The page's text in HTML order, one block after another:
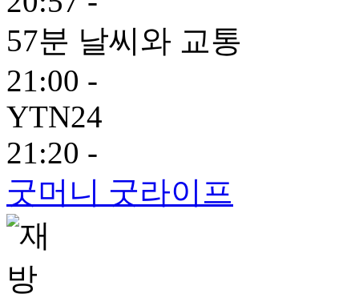
57분 날씨와 교통
21:00 -
YTN24
21:20 -
굿머니 굿라이프